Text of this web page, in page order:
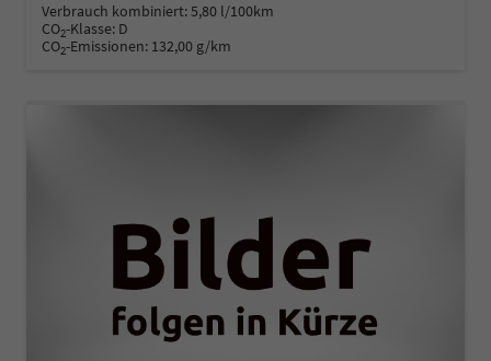
Verbrauch kombiniert:5,80 l/100km
CO2-Klasse: D
CO2-Emissionen: 132,00 g/km